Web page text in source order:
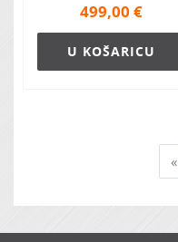
499,00 €
U KOŠARICU
«